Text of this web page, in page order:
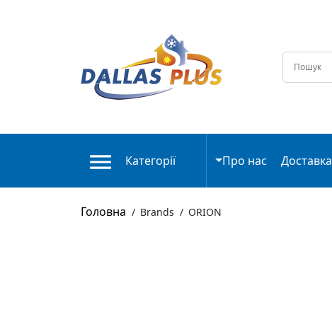
Категорії Про нас Доставка
Головна / Brands / ORION